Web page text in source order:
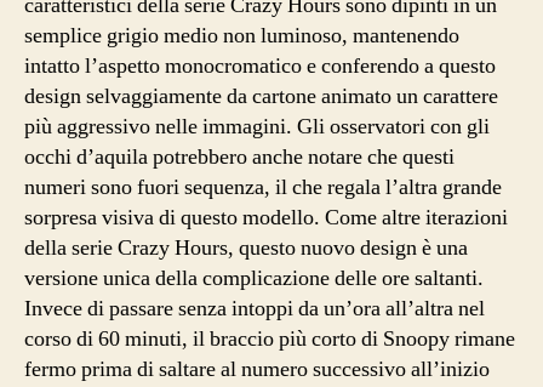
semplice grigio medio non luminoso, mantenendo
intatto l’aspetto monocromatico e conferendo a questo
design selvaggiamente da cartone animato un carattere
più aggressivo nelle immagini. Gli osservatori con gli
occhi d’aquila potrebbero anche notare che questi
numeri sono fuori sequenza, il che regala l’altra grande
sorpresa visiva di questo modello. Come altre iterazioni
della serie Crazy Hours, questo nuovo design è una
versione unica della complicazione delle ore saltanti.
Invece di passare senza intoppi da un’ora all’altra nel
corso di 60 minuti, il braccio più corto di Snoopy rimane
fermo prima di saltare al numero successivo all’inizio